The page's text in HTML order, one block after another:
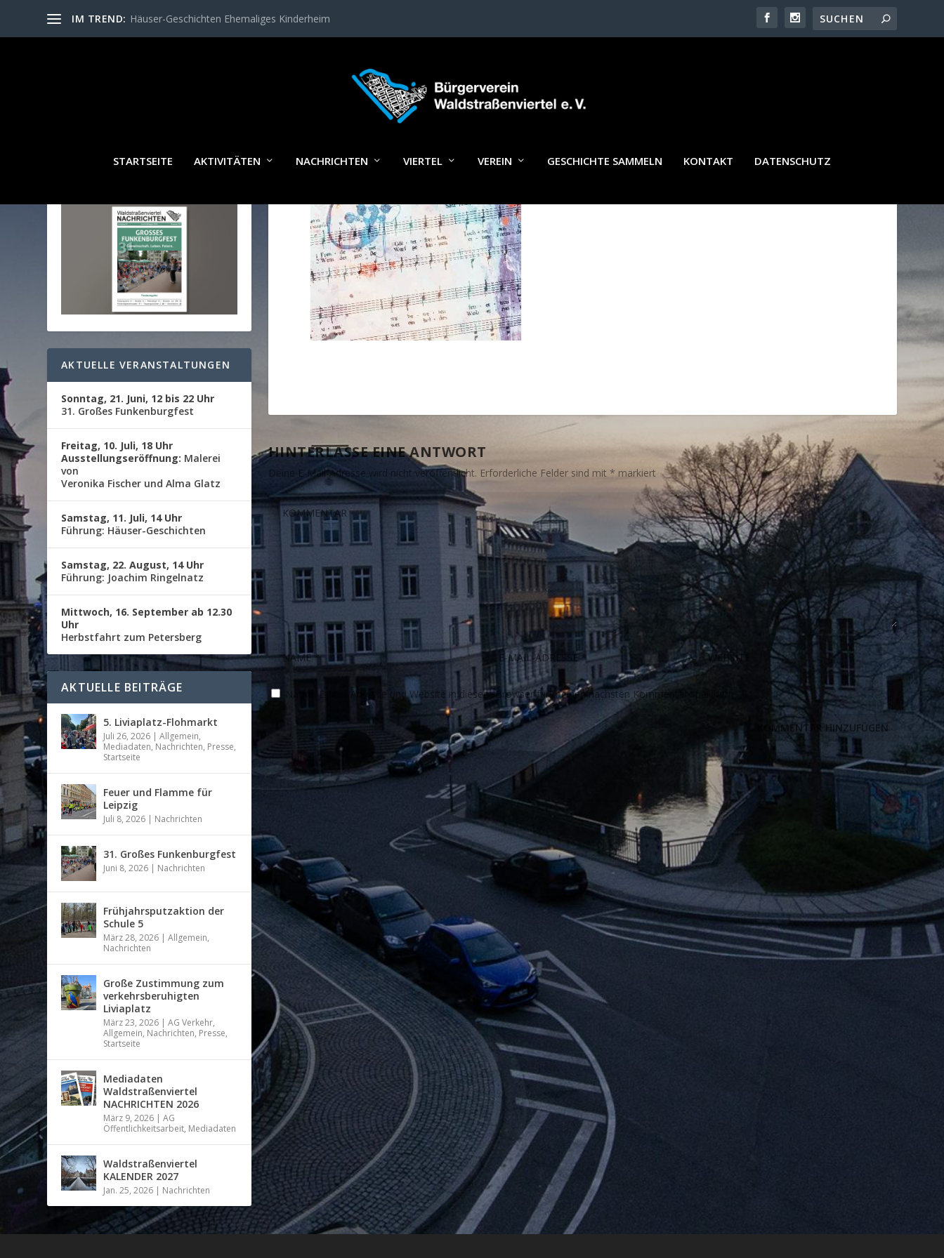
IM TREND: Häuser-Geschichten Ehemaliges Kinderheim
STARTSEITE AKTIVITÄTEN NACHRICHTEN VIERTEL VEREIN GESCHICHTE SAMMELN KONTAKT DATENSCHUTZ
IMG_0036
HINTERLASSE EINE ANTWORT
Deine E-Mail-Adresse wird nicht veröffentlicht. Erforderliche Felder sind mit * markiert
Name, E-Mail-Adresse und Website in diesem Browser für meinen nächsten Kommentar speichern.
WALDSTRASSENVIERTEL N
AKTUELLE VERANSTALTUNGEN
Sonntag, 21. Juni, 12 bis 22 Uhr
31. Großes Funkenburgfest
Freitag, 10. Juli, 18 Uhr
Ausstellungseröffnung: Malerei
von
Veronika Fischer und Alma Glatz
Samstag, 11. Juli, 14 Uhr
Führung: Häuser-Geschichten
Samstag, 22. August, 14 Uhr
Führung: Joachim Ringelnatz
Mittwoch, 16. September ab 12.30
Uhr
Herbstfahrt zum Petersberg
AKTUELLE BEITRÄGE
5. Liviaplatz-Flohmarkt
Juli 26, 2026 |Allgemein,
Mediadaten, Nachrichten, Presse,
Startseite
Feuer und Flamme für
Leipzig
Juli 8, 2026 | Nachrichten
31. Großes Funkenburgfest
Juni 8, 2026 | Nachrichten
Frühjahrsputzaktion der
Schule 5
März 28, 2026 |Allgemein,
Nachrichten
Große Zustimmung zum
verkehrsberuhigten
Liviaplatz
März 23, 2026 |AG Verkehr,
Allgemein, Nachrichten, Presse,
Startseite
Mediadaten
Waldstraßenviertel
NACHRICHTEN 2026
März 9, 2026 |AG
Öffentlichkeitsarbeit, Mediadaten
Waldstraßenviertel
KALENDER 2027
Jan. 25, 2026 | Nachrichten